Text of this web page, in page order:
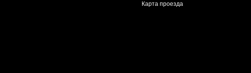
Карта проезда